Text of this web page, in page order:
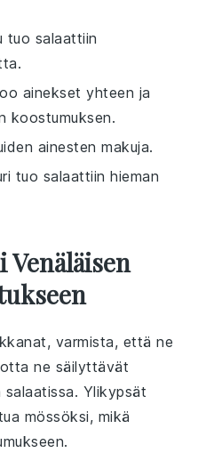
tuo salaattiin
ainekset yhteen ja
koostumuksen.
ainesten makuja.
tuo salaattiin hieman
, varmista, että ne
ne säilyttävät
salaatissa. Ylikypsät
mössöksi, mikä